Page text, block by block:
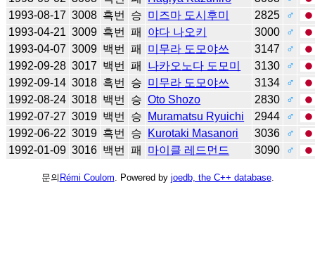
1993-08-17 3008 흑번 승 미즈마 도시후미 2825
♂
1993-04-21 3009 흑번 패 야다 나오키 3000
♂
1993-04-07 3009 백번 패 미무라 도모야쓰 3147
♂
1992-09-28 3017 백번 패 나카오노다 도모미 3130
♂
1992-09-14 3018 흑번 승 미무라 도모야쓰 3134
♂
1992-08-24 3018 백번 승 Oto Shozo 2830
♂
1992-07-27 3019 백번 승 Muramatsu Ryuichi 2944
♂
1992-06-22 3019 흑번 승 Kurotaki Masanori 3036
♂
1992-01-09 3016 백번 패 마이클 레드먼드 3090 ♂
문의 Rémi Coulom . Powered by joedb, the C++ database.